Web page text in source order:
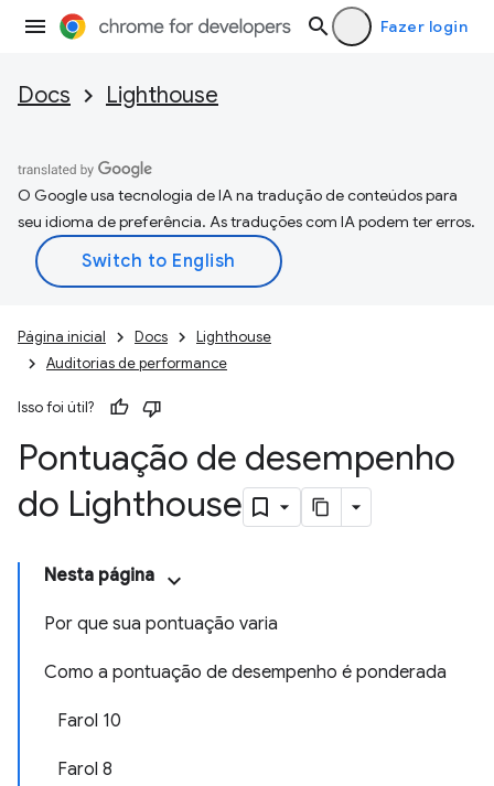
Fazer login
Docs Lighthouse
O Google usa tecnologia de IA na tradução de conteúdos para
seu idioma de preferência. As traduções com IA podem ter erros.
Página inicial Docs
Lighthouse
Auditorias de performance
Isso foi útil?
Pontuação de desempenho
do Lighthouse
Nesta página
Por que sua pontuação varia
Como a pontuação de desempenho é ponderada
Farol 10
Farol 8